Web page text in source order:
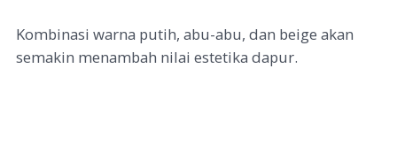
Kombinasi warna putih, abu-abu, dan beige akan
semakin menambah nilai estetika dapur.